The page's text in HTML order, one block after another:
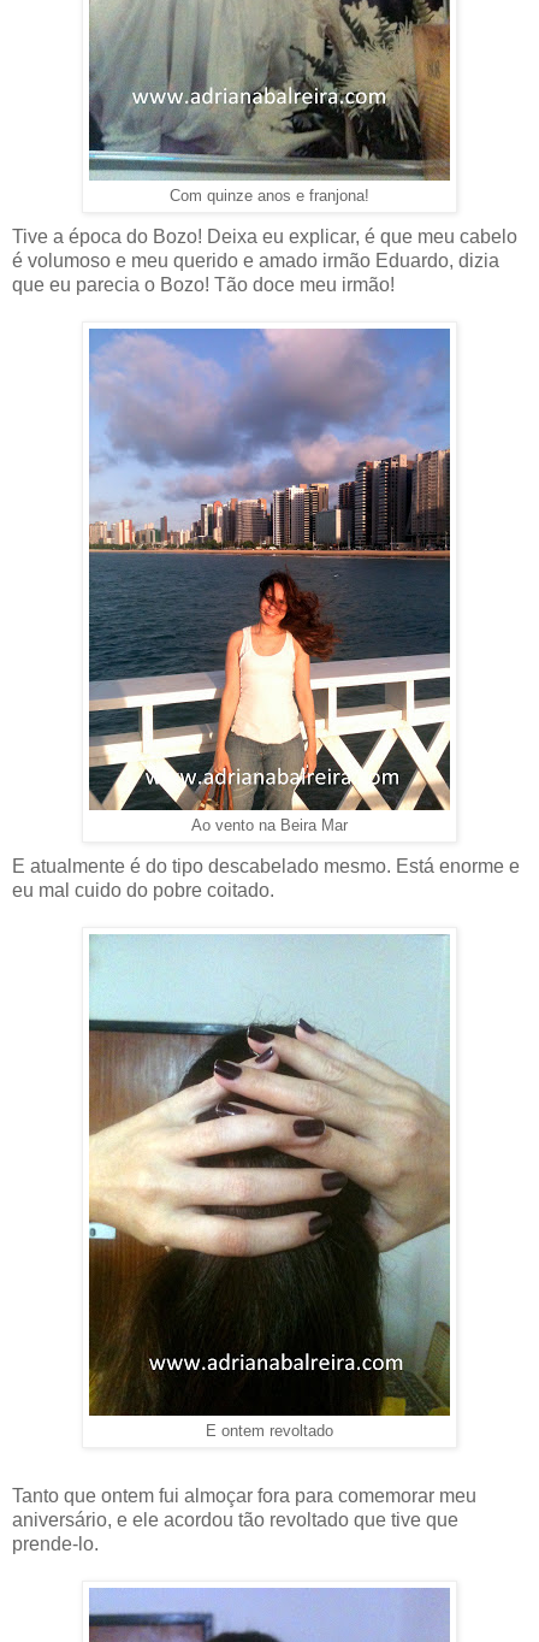
Com quinze anos e franjona!
Tive a época do Bozo! Deixa eu explicar, é que meu cabelo
é volumoso e meu querido e amado irmão Eduardo, dizia
que eu parecia o Bozo! Tão doce meu irmão!
Ao vento na Beira Mar
E atualmente é do tipo descabelado mesmo. Está enorme e
eu mal cuido do pobre coitado.
E ontem revoltado
Tanto que ontem fui almoçar fora para comemorar meu
aniversário, e ele acordou tão revoltado que tive que
prende-lo.